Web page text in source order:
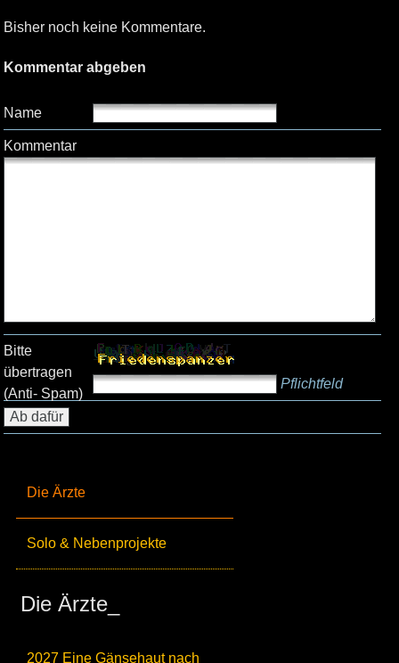
Die Ärzte
Solo & Nebenprojekte
Die Ärzte_
2027 Eine Gänsehaut nach
Bisher noch keine Kommentare.
Kommentar abgeben
Name
Kommentar
Bitte
übertragen
(Anti- Spam)
Pflichtfeld